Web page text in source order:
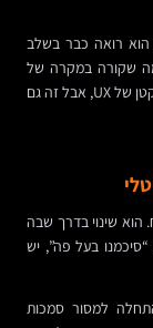
הוא רואה כבר בשלב
מה שקורה במקרה של
החזרה באיחור, הוא מרגיש שהוא שולט בתהליך. זה רגע קטן של UX, אבל זה גם
שינוי בדרך שבה
“סיכמנו בעל פה”, יש
למסור סמכות